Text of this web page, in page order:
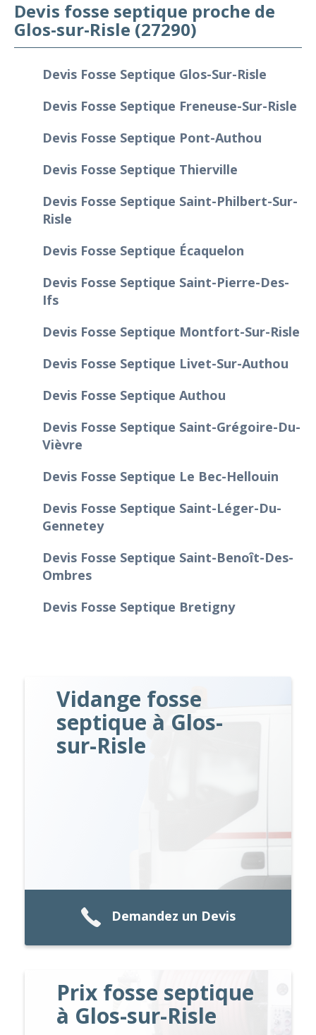
Devis fosse septique proche de
Glos-sur-Risle (27290)
Devis Fosse Septique Glos-Sur-Risle
Devis Fosse Septique Freneuse-Sur-Risle
Devis Fosse Septique Pont-Authou
Devis Fosse Septique Thierville
Devis Fosse Septique Saint-Philbert-Sur-
Risle
Devis Fosse Septique Écaquelon
Devis Fosse Septique Saint-Pierre-Des-
Ifs
Devis Fosse Septique Montfort-Sur-Risle
Devis Fosse Septique Livet-Sur-Authou
Devis Fosse Septique Authou
Devis Fosse Septique Saint-Grégoire-Du-
Vièvre
Devis Fosse Septique Le Bec-Hellouin
Devis Fosse Septique Saint-Léger-Du-
Gennetey
Devis Fosse Septique Saint-Benoît-Des-
Ombres
Devis Fosse Septique Bretigny
Vidange fosse
septique à Glos-
sur-Risle
Demandez un Devis
Prix fosse septique
à Glos-sur-Risle